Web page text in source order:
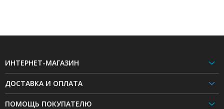
ИНТЕРНЕТ-МАГАЗИН
ДОСТАВКА И ОПЛАТА
ПОМОЩЬ ПОКУПАТЕЛЮ